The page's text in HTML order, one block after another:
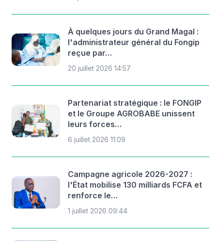
À quelques jours du Grand Magal :
l'administrateur général du Fongip
reçue par…
20 juillet 2026 14:57
Partenariat stratégique : le FONGIP
et le Groupe AGROBABE unissent
leurs forces…
6 juillet 2026 11:09
Campagne agricole 2026-2027 :
l'État mobilise 130 milliards FCFA et
renforce le…
1 juillet 2026 09:44